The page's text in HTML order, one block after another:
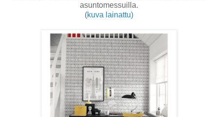
asuntomessuilla.
(kuva lainattu)